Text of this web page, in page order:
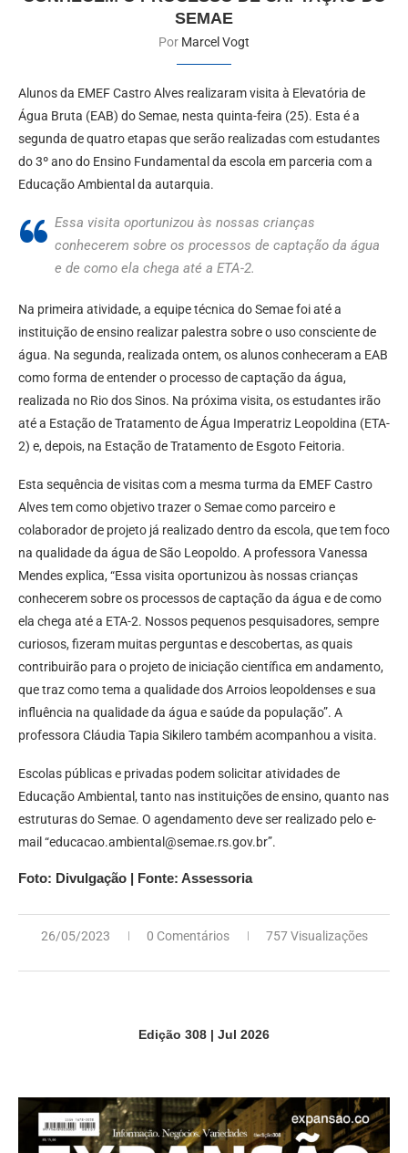
SEMAE
Por Marcel Vogt
Alunos da EMEF Castro Alves realizaram visita à Elevatória de
Água Bruta (EAB) do Semae, nesta quinta-feira (25). Esta é a
segunda de quatro etapas que serão realizadas com estudantes
do 3º ano do Ensino Fundamental da escola em parceria com a
Educação Ambiental da autarquia.
Essa visita oportunizou às nossas crianças
conhecerem sobre os processos de captação da água
e de como ela chega até a ETA-2.
Na primeira atividade, a equipe técnica do Semae foi até a
instituição de ensino realizar palestra sobre o uso consciente de
água. Na segunda, realizada ontem, os alunos conheceram a EAB
como forma de entender o processo de captação da água,
realizada no Rio dos Sinos. Na próxima visita, os estudantes irão
até a Estação de Tratamento de Água Imperatriz Leopoldina (ETA-
2) e, depois, na Estação de Tratamento de Esgoto Feitoria.
Esta sequência de visitas com a mesma turma da EMEF Castro
Alves tem como objetivo trazer o Semae como parceiro e
colaborador de projeto já realizado dentro da escola, que tem foco
na qualidade da água de São Leopoldo. A professora Vanessa
Mendes explica, “Essa visita oportunizou às nossas crianças
conhecerem sobre os processos de captação da água e de como
ela chega até a ETA-2. Nossos pequenos pesquisadores, sempre
curiosos, fizeram muitas perguntas e descobertas, as quais
contribuirão para o projeto de iniciação científica em andamento,
que traz como tema a qualidade dos Arroios leopoldenses e sua
influência na qualidade da água e saúde da população”. A
professora Cláudia Tapia Sikilero também acompanhou a visita.
Escolas públicas e privadas podem solicitar atividades de
Educação Ambiental, tanto nas instituições de ensino, quanto nas
estruturas do Semae. O agendamento deve ser realizado pelo e-
mail “educacao.ambiental@semae.rs.gov.br”.
Foto: Divulgação | Fonte: Assessoria
26/05/2023 0 Comentários 757 Visualizações
Edição 308 | Jul 2026